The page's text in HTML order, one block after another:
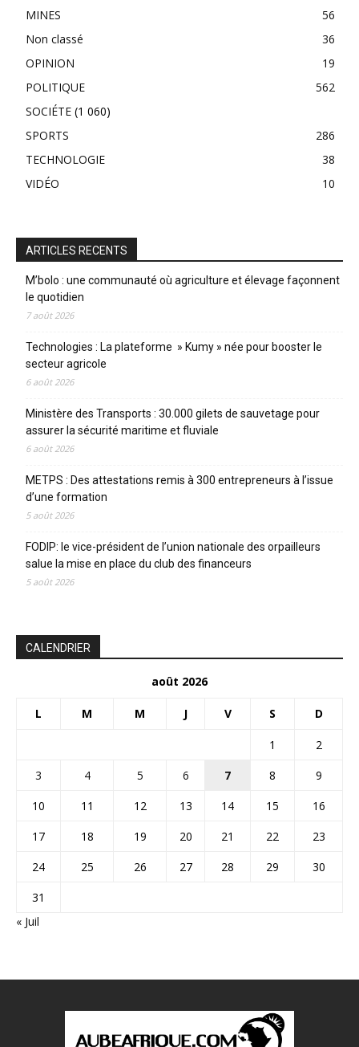
MINES
56
Non classé
36
OPINION
19
POLITIQUE
562
SOCIÉTE (1 060)
SPORTS
286
TECHNOLOGIE
38
VIDÉO
10
ARTICLES RECENTS
M’bolo : une communauté où agriculture et élevage façonnent
le quotidien
7 août 2026
Technologies : La plateforme » Kumy » née pour booster le
secteur agricole
6 août 2026
Ministère des Transports : 30.000 gilets de sauvetage pour
assurer la sécurité maritime et fluviale
6 août 2026
METPS : Des attestations remis à 300 entrepreneurs à l’issue
d’une formation
5 août 2026
FODIP: le vice-président de l’union nationale des orpailleurs
salue la mise en place du club des financeurs
5 août 2026
CALENDRIER
août 2026
L M M J V S D
1
2
3
4 5 6 7 8
9
10
11 12 13 14 15
16
17
18 19 20 21 22
23
24
25 26 27 28 29
30
31
« Juil